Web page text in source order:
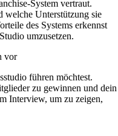
System vertraut.
welche Unterstützung sie
des Systems erkennst
umzusetzen.
vor
führen möchtest.
zu gewinnen und dein
Interview, um zu zeigen,